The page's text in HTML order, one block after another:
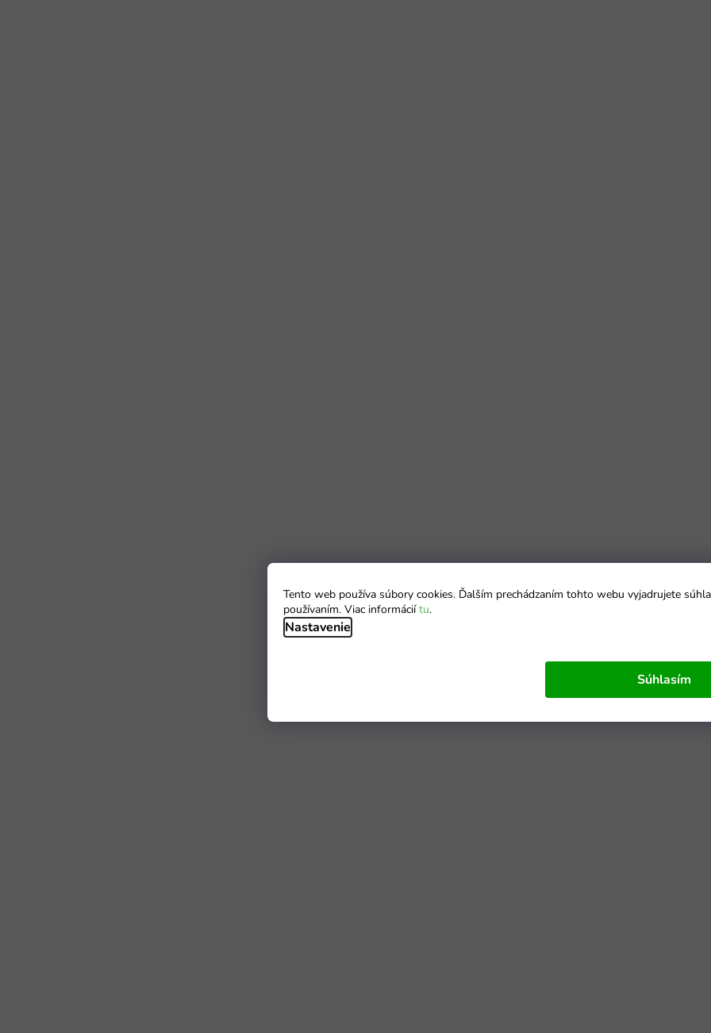
Tento web používa súbory cookies. Ďalším prechádzaním tohto webu vyjadrujete
používaním. Viac informáciítu.
Nastavenie
Súhlasím